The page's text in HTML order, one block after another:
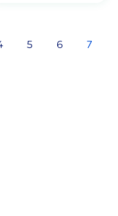
5 6 7